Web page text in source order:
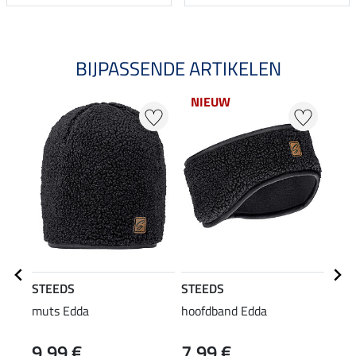
BIJPASSENDE ARTIKELEN
STEEDS
muts Edda
NIEUW
STEEDS
hoofdband Edda